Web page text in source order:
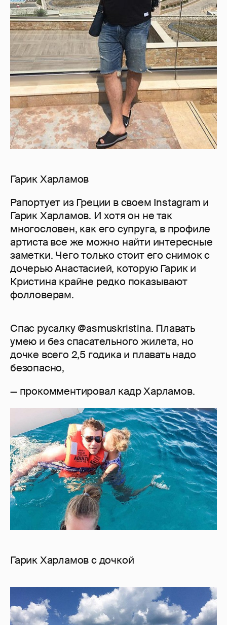
Гарик Харламов
Рапортует из Греции в своем Instagram и
Гарик Харламов. И хотя он не так
многословен, как его супруга, в профиле
артиста все же можно найти интересные
заметки. Чего только стоит его снимок с
дочерью Анастасией, которую Гарик и
Кристина крайне редко показывают
фолловерам.
Спас русалку @asmuskristina. Плавать
умею и без спасательного жилета, но
дочке всего 2,5 годика и плавать надо
безопасно,
— прокомментировал кадр Харламов.
Гарик Харламов с дочкой